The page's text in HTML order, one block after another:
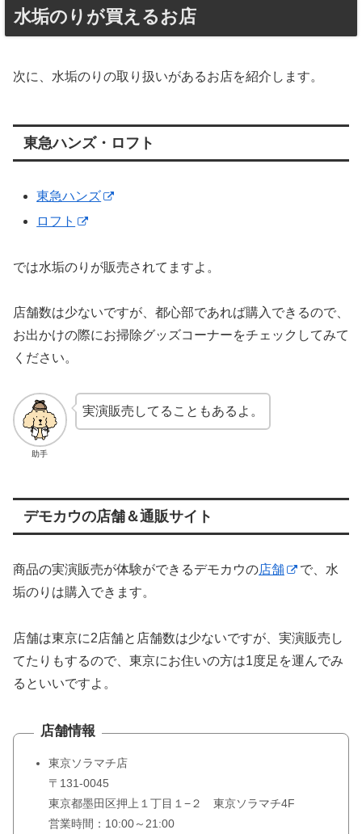
水垢のりが買えるお店
次に、水垢のりの取り扱いがあるお店を紹介します。
東急ハンズ・ロフト
東急ハンズ
ロフト
では水垢のりが販売されてますよ。
店舗数は少ないですが、都心部であれば購入できるので、
お出かけの際にお掃除グッズコーナーをチェックしてみて
ください。
助手
実演販売してることもあるよ。
デモカウの店舗＆通販サイト
商品の実演販売が体験ができるデモカウの店舗
で、水
垢のりは購入できます。
店舗は東京に2店舗と店舗数は少ないですが、実演販売し
てたりもするので、東京にお住いの方は1度足を運んでみ
るといいですよ。
店舗情報
東京ソラマチ店
〒131-0045
東京都墨田区押上１丁目１−２ 東京ソラマチ4F
営業時間：10:00～21:00